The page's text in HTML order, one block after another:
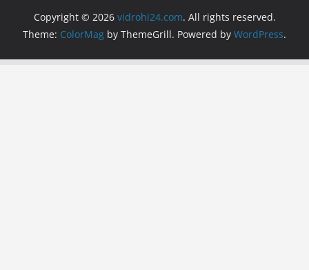
Copyright © 2026 vidrohi24.com. All rights reserved.
Theme: ColorMag by ThemeGrill. Powered by WordPress.